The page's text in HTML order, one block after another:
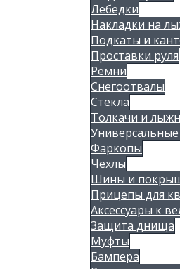
Лебедки
Накладки на
Подкаты и
Проставки руля
Ремни
Снегоотвалы
Стекла
Толкачи и
Фаркопы
Чехлы
Шины и
Прицепы для
Аксессуары к
Защита днища
Муфты
Бампера